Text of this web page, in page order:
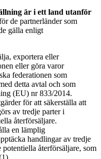
är i ett land utanför
de partnerländer som
gälla enligt
exportera eller
eller göra varor
federationen som
detta avtal och som
(EU) nr 833/2014.
för att säkerställa att
av tredje parter i
återförsäljare.
en lämplig
handlingar av tredje
återförsäljare, som